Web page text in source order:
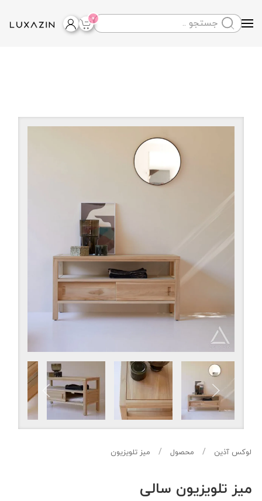
Skip to main content
0
لوکس آذین محصول میز تلویزیون
میز تلویزیون سالی